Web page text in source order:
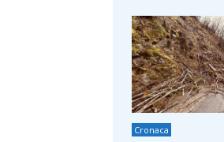
Cronaca